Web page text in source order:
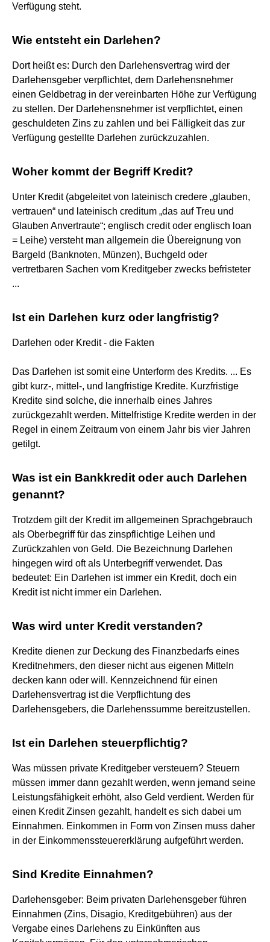
Verfügung steht.
Wie entsteht ein Darlehen?
Dort heißt es: Durch den Darlehensvertrag wird der
Darlehensgeber verpflichtet, dem Darlehensnehmer
einen Geldbetrag in der vereinbarten Höhe zur Verfügung
zu stellen. Der Darlehensnehmer ist verpflichtet, einen
geschuldeten Zins zu zahlen und bei Fälligkeit das zur
Verfügung gestellte Darlehen zurückzuzahlen.
Woher kommt der Begriff Kredit?
Unter Kredit (abgeleitet von lateinisch credere „glauben,
vertrauen“ und lateinisch creditum „das auf Treu und
Glauben Anvertraute“; englisch credit oder englisch loan
= Leihe) versteht man allgemein die Übereignung von
Bargeld (Banknoten, Münzen), Buchgeld oder
vertretbaren Sachen vom Kreditgeber zwecks befristeter
...
Ist ein Darlehen kurz oder langfristig?
Darlehen oder Kredit - die Fakten
Das Darlehen ist somit eine Unterform des Kredits. ... Es
gibt kurz-, mittel-, und langfristige Kredite. Kurzfristige
Kredite sind solche, die innerhalb eines Jahres
zurückgezahlt werden. Mittelfristige Kredite werden in der
Regel in einem Zeitraum von einem Jahr bis vier Jahren
getilgt.
Was ist ein Bankkredit oder auch Darlehen
genannt?
Trotzdem gilt der Kredit im allgemeinen Sprachgebrauch
als Oberbegriff für das zinspflichtige Leihen und
Zurückzahlen von Geld. Die Bezeichnung Darlehen
hingegen wird oft als Unterbegriff verwendet. Das
bedeutet: Ein Darlehen ist immer ein Kredit, doch ein
Kredit ist nicht immer ein Darlehen.
Was wird unter Kredit verstanden?
Kredite dienen zur Deckung des Finanzbedarfs eines
Kreditnehmers, den dieser nicht aus eigenen Mitteln
decken kann oder will. Kennzeichnend für einen
Darlehensvertrag ist die Verpflichtung des
Darlehensgebers, die Darlehenssumme bereitzustellen.
Ist ein Darlehen steuerpflichtig?
Was müssen private Kreditgeber versteuern? Steuern
müssen immer dann gezahlt werden, wenn jemand seine
Leistungsfähigkeit erhöht, also Geld verdient. Werden für
einen Kredit Zinsen gezahlt, handelt es sich dabei um
Einnahmen. Einkommen in Form von Zinsen muss daher
in der Einkommenssteuererklärung aufgeführt werden.
Sind Kredite Einnahmen?
Darlehensgeber: Beim privaten Darlehensgeber führen
Einnahmen (Zins, Disagio, Kreditgebühren) aus der
Vergabe eines Darlehens zu Einkünften aus